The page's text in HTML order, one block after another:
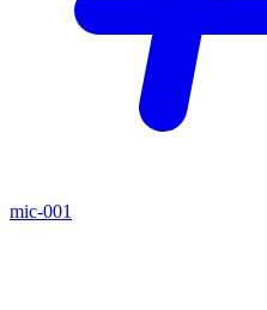
mic-001